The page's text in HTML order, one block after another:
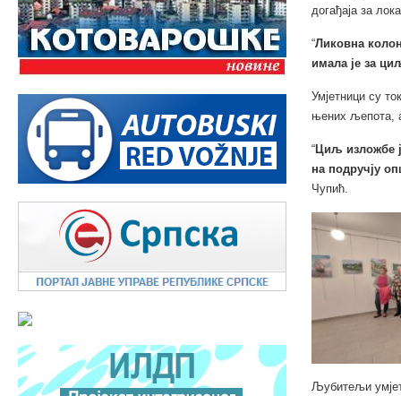
догађаја за
“Ликовна
имала је за
Умјетници су
њених љепота,
“Циљ изложбе
на подручју
Чупић.
Љубитељи